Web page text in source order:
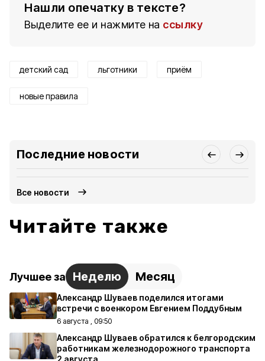
Нашли опечатку в тексте?
Выделите ее и нажмите на ссылку
детский сад льготники приём
новые правила
Последние новости
Все новости
Читайте также
Лучшее за Неделю Месяц
Александр Шуваев поделился итогами
встречи с военкором Евгением Поддубным
6 августа , 09:50
Александр Шуваев обратился к белгородским
работникам железнодорожного транспорта
2 августа